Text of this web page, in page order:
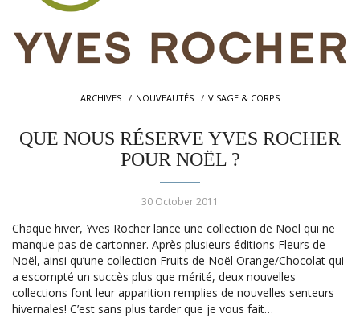
ARCHIVES NOUVEAUTÉS VISAGE & CORPS
QUE NOUS RÉSERVE YVES ROCHER
POUR NOËL ?
30 October 2011
Chaque hiver, Yves Rocher lance une collection de Noël qui ne
manque pas de cartonner. Après plusieurs éditions Fleurs de
Noël, ainsi qu’une collection Fruits de Noël Orange/Chocolat qui
a escompté un succès plus que mérité, deux nouvelles
collections font leur apparition remplies de nouvelles senteurs
hivernales! C’est sans plus tarder que je vous fait…